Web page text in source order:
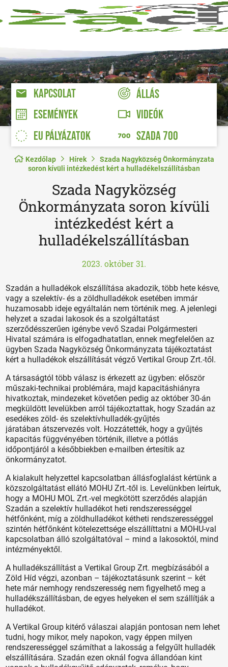
KAPCSOLAT
ÁLLÁS
ESEMÉNYEK
VIDEÓK
EU PÁLYÁZATOK
SZADA 700
Kezdőlap Hírek
Szada Nagyközség Önkormányzata
soron kívüli intézkedést kért a hulladékelszállításban
Szada Nagyközség
Önkormányzata soron kívüli
intézkedést kért a
hulladékelszállításban
2023. október 31.
Szadán a hulladékok elszállítása akadozik, több hete késve,
vagy a szelektív- és a zöldhulladékok esetében immár
huzamosabb ideje egyáltalán nem történik meg. A jelenlegi
helyzet a szadai lakosok és a szolgáltatást
szerződésszerűen igénybe vevő Szadai Polgármesteri
Hivatal számára is elfogadhatatlan, ennek megfelelően az
ügyben Szada Nagyközség Önkormányzata tájékoztatást
kért a hulladékok elszállítását végző Vertikal Group Zrt.-től.
A társaságtól több válasz is érkezett az ügyben: először
műszaki-technikai problémára, majd kapacitáshiányra
hivatkoztak, mindezeket követően pedig az október 30-án
megküldött levelükben arról tájékoztattak, hogy Szadán az
esedékes zöld- és szelektívhulladék-gyűjtés
járatában átszervezés volt. Hozzátették, hogy a gyűjtés
kapacitás függvényében történik, illetve a pótlás
időpontjáról a későbbiekben e-mailben értesítik az
önkormányzatot.
A kialakult helyzettel kapcsolatban állásfoglalást kértünk a
közszolgáltatást ellátó MOHU Zrt.-től is. Levelünkben leírtuk,
hogy a MOHU MOL Zrt.-vel megkötött szerződés alapján
Szadán a szelektív hulladékot heti rendszerességgel
hétfőnként, míg a zöldhulladékot kétheti rendszerességgel
szintén hétfőnként kötelezettsége elszállíttatni a MOHU-val
kapcsolatban álló szolgáltatóval – mind a lakosoktól, mind
intézményektől.
A hulladékszállítást a Vertikal Group Zrt. megbízásából a
Zöld Híd végzi, azonban – tájékoztatásunk szerint – két
hete már nemhogy rendszeresség nem figyelhető meg a
hulladékszállításban, de egyes helyeken el sem szállítják a
hulladékot.
A Vertikal Group kitérő válaszai alapján pontosan nem lehet
tudni, hogy mikor, mely napokon, vagy éppen milyen
rendszerességgel számíthat a lakosság a felgyűlt hulladék
elszállítására. Szadán ezen oknál fogva állandóan kint